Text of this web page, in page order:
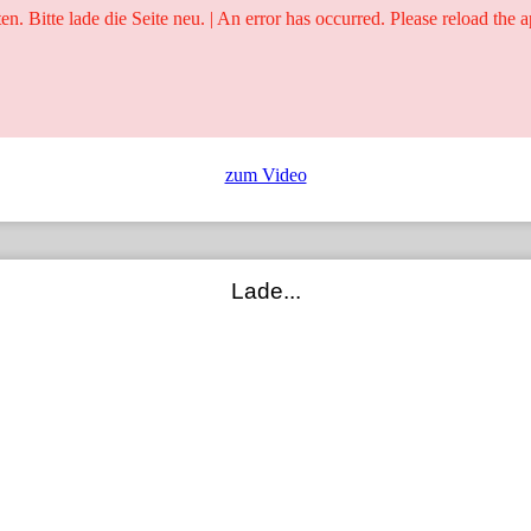
zum Video
Lade...
Bitte lade die Seite neu. | An error has occurred. Please reload the